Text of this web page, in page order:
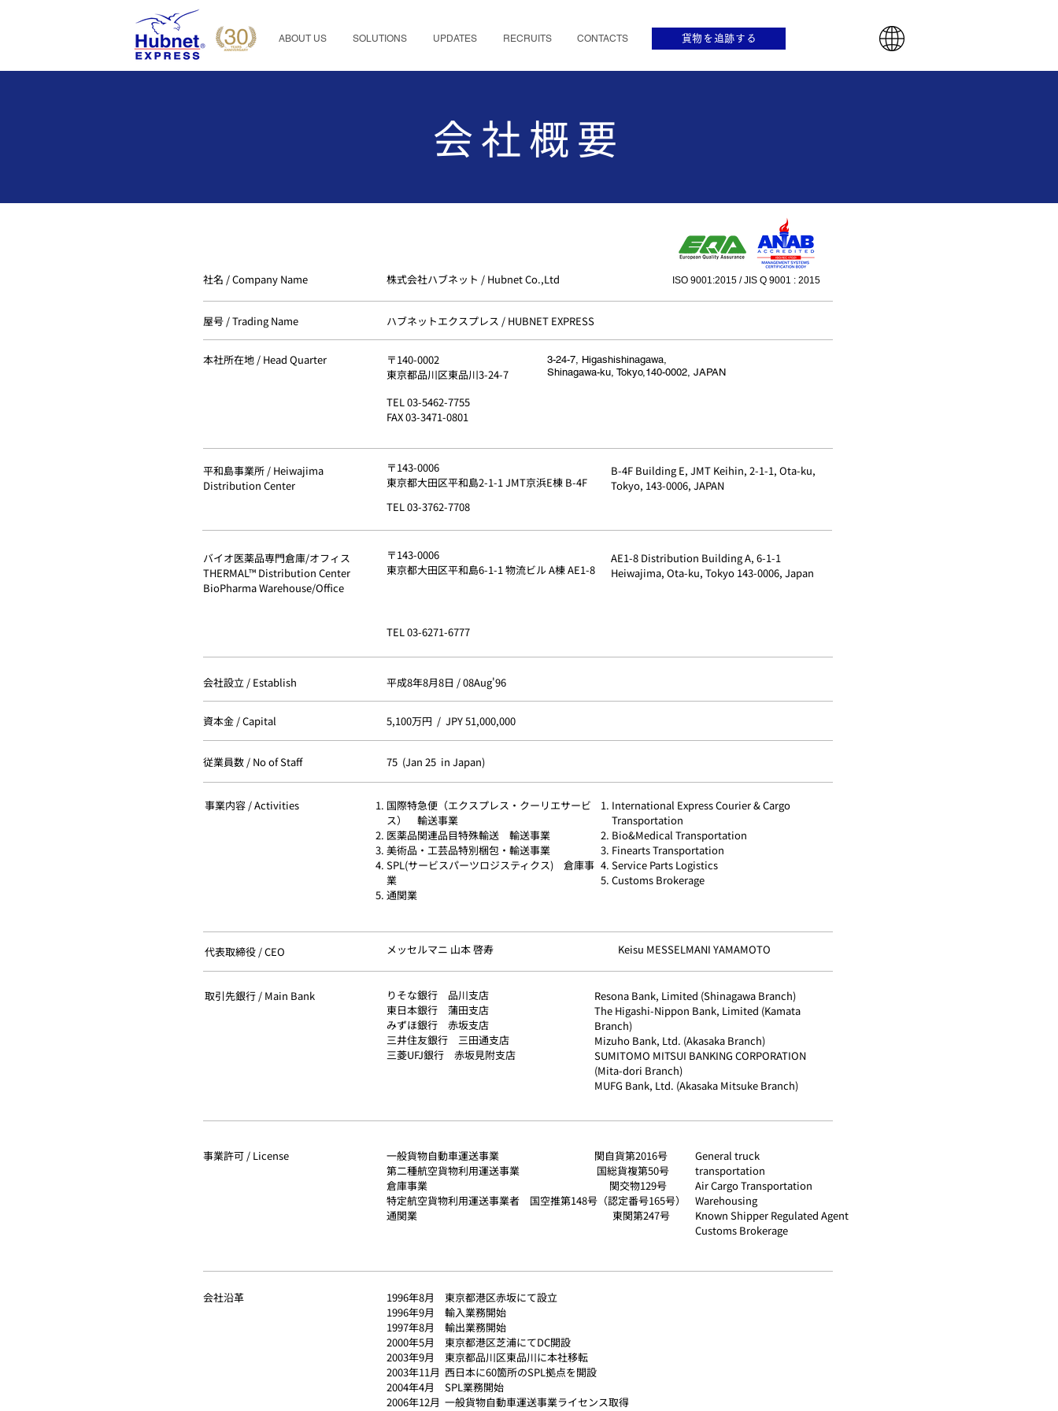
ABOUT US SOLUTIONS UPDATES RECRUITS CONTACTS 貨物を追跡する
会社概要
​社名 / Company Name ISO 9001:2015 / JIS Q 9001 : 2015
株式会社ハブネット / Hubnet Co.,Ltd
​屋号 / Trading Name ハブネットエクスプレス / HUBNET EXPRESS
本社所在地 / Head Quarter
〒140-0002
東京都品川区東品川3-24-7
3-24-7, Higashishinagawa,
Shinagawa-ku, Tokyo,140-0002, JAPAN
TEL 03-5462-7755
FAX 03-3471-0801
平和島事業所 / Heiwajima
Distribution Center
〒143-0006
東京都大田区平和島2-1-1 JMT京浜E棟 B-4F
TEL 03-3762-7708
B-4F Building E, JMT Keihin, 2-1-1, Ota-ku,
Tokyo, 143-0006, JAPAN
バイオ医薬品専門倉庫/オフィス
THERMAL™︎ Distribution Center
BioPharma Warehouse/Office
〒143-0006
東京都大田区平和島6-1-1 物流ビル A棟 AE1-8
AE1-8 Distribution Building A, 6-1-1
Heiwajima, Ota-ku, Tokyo 143-0006, Japan
TEL 03-6271-6777
​会社設立 / Establish 平成8年8月8日 / 08Aug'96
資本金 / Capital 5,100万円 / JPY 51,000,000
従業員数 / No of Staff 75 (Jan 25 in Japan)
事業内容 / Activities
国際特急便（エクスプレス・クーリエサービ
ス） 輸送事業
医薬品関連品目特殊輸送 輸送事業
美術品・工芸品特別梱包・輸送事業
SPL(サービスパーツロジスティクス) 倉庫事
業
通関業
International Express Courier & Cargo
Transportation
Bio&Medical Transportation
Finearts Transportation
Service Parts Logistics
Customs Brokerage
代表取締役 / CEO メッセルマニ 山本 啓寿 Keisu MESSELMANI YAMAMOTO
取引先銀行 / Main Bank
りそな銀行 品川支店
​東日本銀行 蒲田支店
みずほ銀行 赤坂支店
三井住友銀行 三田通支店
三菱UFJ銀行 赤坂見附支店
Resona Bank, Limited (Shinagawa Branch)
The Higashi-Nippon Bank, Limited (Kamata
Branch)
Mizuho Bank, Ltd. (Akasaka Branch)
SUMITOMO MITSUI BANKING CORPORATION
(Mita-dori Branch)
MUFG Bank, Ltd. (Akasaka Mitsuke Branch)
事業許可 / License
一般貨物自動車運送事業 関自貨第2016号
第二種航空貨物利用運送事業 国総貨複第50号
倉庫事業 関交物129号
特定航空貨物利用運送事業者 国空推第148号（認定番号165号）
通関業 東関第247号
General truck
transportation
Air Cargo Transportation
Warehousing
Known Shipper Regulated Agent
Customs Brokerage
会社沿革
1996年8月 東京都港区赤坂にて設立
1996年9月 輸入業務開始
1997年8月 輸出業務開始
2000年5月 東京都港区芝浦にてDC開設
2003年9月 東京都品川区東品川に本社移転
2003年11月 西日本に60箇所のSPL拠点を開設
2004年4月 SPL業務開始
2006年12月 一般貨物自動車運送事業ライセンス取得